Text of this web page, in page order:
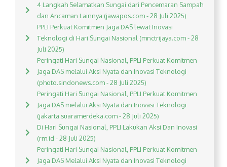
4 Langkah Selamatkan Sungai dari Pencemaran Sampah
dan Ancaman Lainnya (jawapos.com - 28 Juli 2025)
PPLI Perkuat Komitmen Jaga DAS lewat Inovasi
Teknologi di Hari Sungai Nasional (mnctrijaya.com - 28
Juli 2025)
Peringati Hari Sungai Nasional, PPLI Perkuat Komitmen
Jaga DAS melalui Aksi Nyata dan Inovasi Teknologi
(photo.sindonews.com - 28 Juli 2025)
Peringati Hari Sungai Nasional, PPLI Perkuat Komitmen
Jaga DAS melalui Aksi Nyata dan Inovasi Teknologi
(jakarta.suaramerdeka.com - 28 Juli 2025)
Di Hari Sungai Nasional, PPLI Lakukan Aksi Dan Inovasi
(rm.id - 28 Juli 2025)
Peringati Hari Sungai Nasional, PPLI Perkuat Komitmen
Jaga DAS Melalui Aksi Nyata dan Inovasi Teknologi